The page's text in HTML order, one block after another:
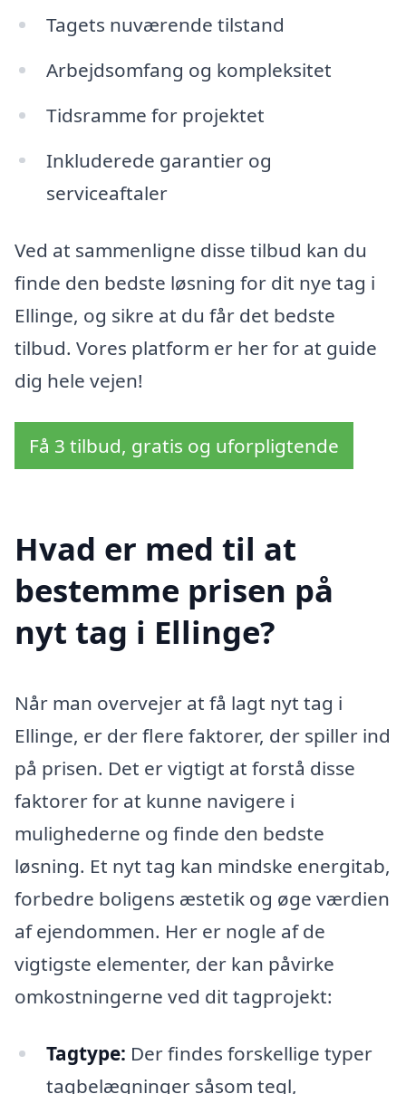
Tagets nuværende tilstand
Arbejdsomfang og kompleksitet
Tidsramme for projektet
Inkluderede garantier og
serviceaftaler
Ved at sammenligne disse tilbud kan du
finde den bedste løsning for dit nye tag i
Ellinge, og sikre at du får det bedste
tilbud. Vores platform er her for at guide
dig hele vejen!
Få 3 tilbud, gratis og uforpligtende
Hvad er med til at
bestemme prisen på
nyt tag i Ellinge?
Når man overvejer at få lagt nyt tag i
Ellinge, er der flere faktorer, der spiller ind
på prisen. Det er vigtigt at forstå disse
faktorer for at kunne navigere i
mulighederne og finde den bedste
løsning. Et nyt tag kan mindske energitab,
forbedre boligens æstetik og øge værdien
af ejendommen. Her er nogle af de
vigtigste elementer, der kan påvirke
omkostningerne ved dit tagprojekt:
Tagtype: Der findes forskellige typer
tagbelægninger såsom tegl,